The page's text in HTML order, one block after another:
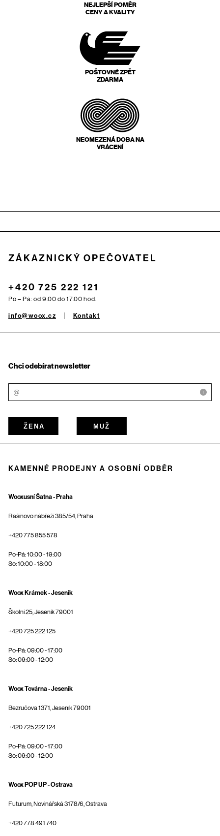
NEJLEPŠÍ POMĚR
CENY A KVALITY
POŠTOVNÉ ZPĚT
ZDARMA
NEOMEZENÁ DOBA NA
VRÁCENÍ
ZÁKAZNICKÝ OPEČOVATEL
+420 725 222 121
Po – Pá: od 9.00 do 17.00 hod.
info@woox.cz Kontakt
Chci odebírat newsletter
i
ŽENA MUŽ
KAMENNÉ PRODEJNY A OSOBNÍ ODBĚR
Wooxusní Šatna - Praha
Rašínovo nábřeží 385/54, Praha
+420 775 855 578
Po-Pá: 10:00 - 19:00
So: 10:00 - 18:00
Woox Krámek - Jeseník
Školní 25, Jeseník 79001
+420 725 222 125
Po-Pá: 09:00 - 17:00
So: 09:00 - 12:00
Woox Továrna - Jeseník
Bezručova 1371, Jeseník 79001
+420 725 222 124
Po-Pá: 09:00 - 17:00
So: 09:00 - 12:00
Woox POP UP - Ostrava
Futurum, Novinářská 3178/6, Ostrava
+420 778 491 740